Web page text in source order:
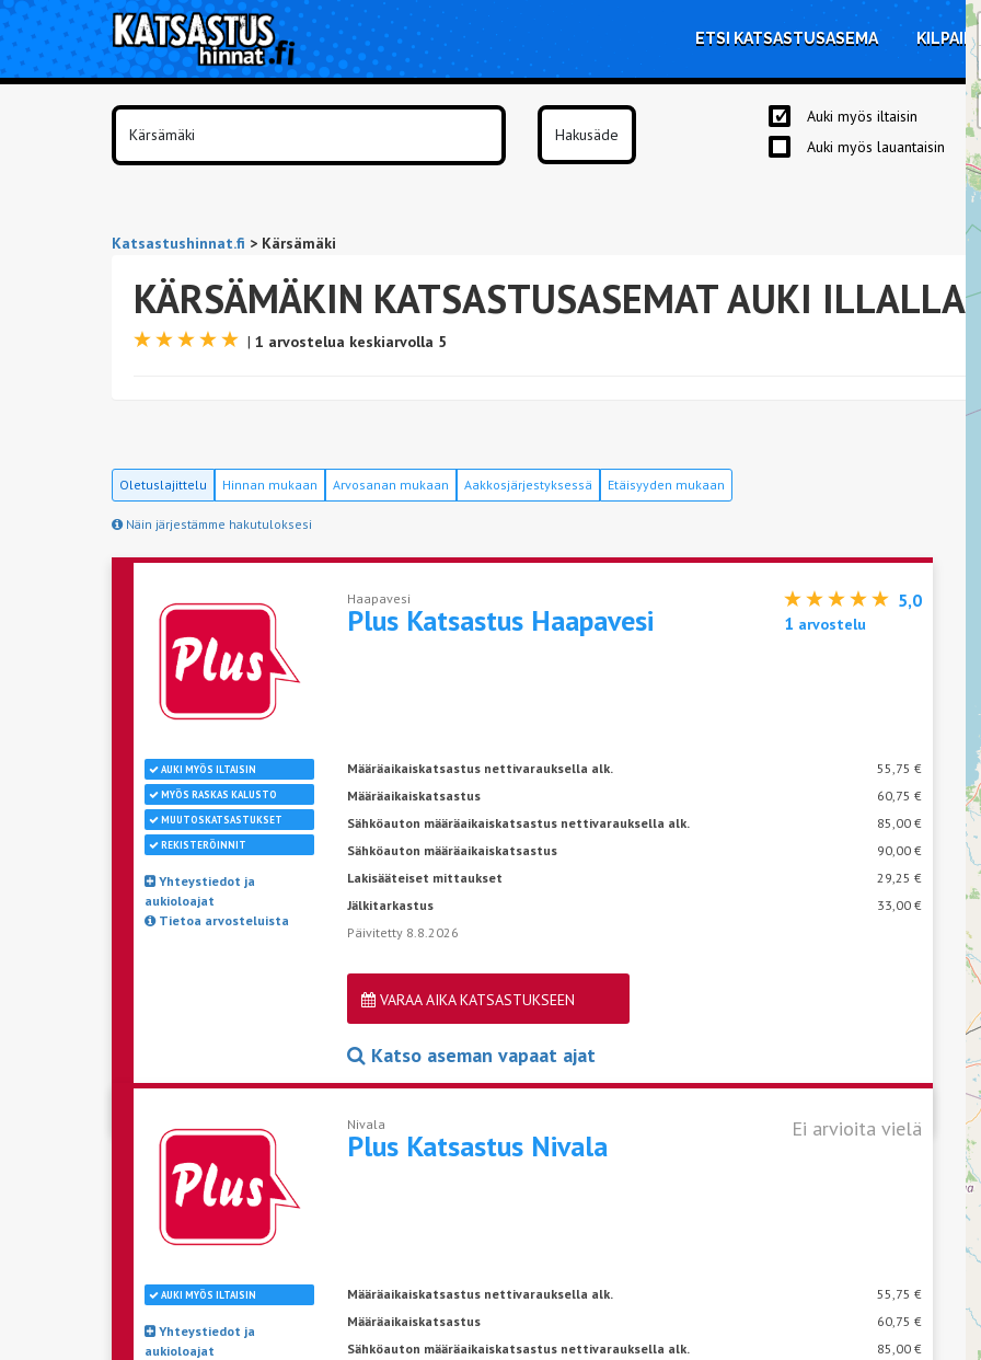
ETSI KATSASTUSASEMA
Auki myös iltaisin
Auki myös lauantaisin
Katsastushinnat.fi > Kärsämäki
KÄRSÄMÄKIN KATSASTUSASEMAT AUKI ILLALLA
| 1 arvostelua keskiarvolla 5
Oletuslajittelu Hinnan mukaan Arvosanan mukaan Aakkosjärjestyksessä Etäisyyden mukaan
Näin järjestämme hakutuloksesi
Haapavesi
Plus Katsastus Haapavesi
5,0
1 arvostelu
AUKI MYÖS ILTAISIN
MYÖS RASKAS KALUSTO
MUUTOSKATSASTUKSET
REKISTERÖINNIT
Yhteystiedot ja
aukioloajat
Tietoa arvosteluista
Määräaikaiskatsastus nettivarauksella alk.
55,75 €
Määräaikaiskatsastus
60,75 €
Sähköauton määräaikaiskatsastus nettivarauksella alk.
85,00 €
Sähköauton määräaikaiskatsastus
90,00 €
Lakisääteiset mittaukset
29,25 €
Jälkitarkastus
33,00 €
Päivitetty 8.8.2026
VARAA AIKA KATSASTUKSEEN
Katso aseman vapaat ajat
Nivala
Plus Katsastus Nivala Ei arvioita vielä
AUKI MYÖS ILTAISIN
Yhteystiedot ja
aukioloajat
Määräaikaiskatsastus nettivarauksella alk.
55,75 €
Määräaikaiskatsastus
60,75 €
Sähköauton määräaikaiskatsastus nettivarauksella alk.
85,00 €